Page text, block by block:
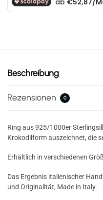
Beschreibung
Rezensionen 0
Ring aus 925/1000er
Krokodilform auszeichnet, die
Erhältlich in verschiedenen
Das Ergebnis italienischer
und Originalität, Made in Italy.